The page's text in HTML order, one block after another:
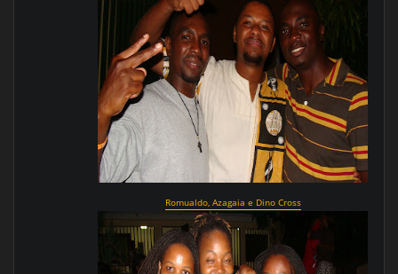
Romualdo, Azagaia e Dino Cross